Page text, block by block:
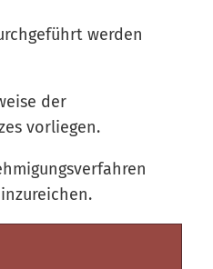
werden
der
vorliegen.